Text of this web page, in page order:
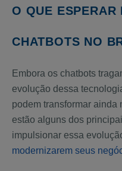
O QUE ESPERAR
CHATBOTS NO
Embora os chatbots
evolução dessa
podem transformar ainda
estão alguns dos
impulsionar essa
modernizarem seus